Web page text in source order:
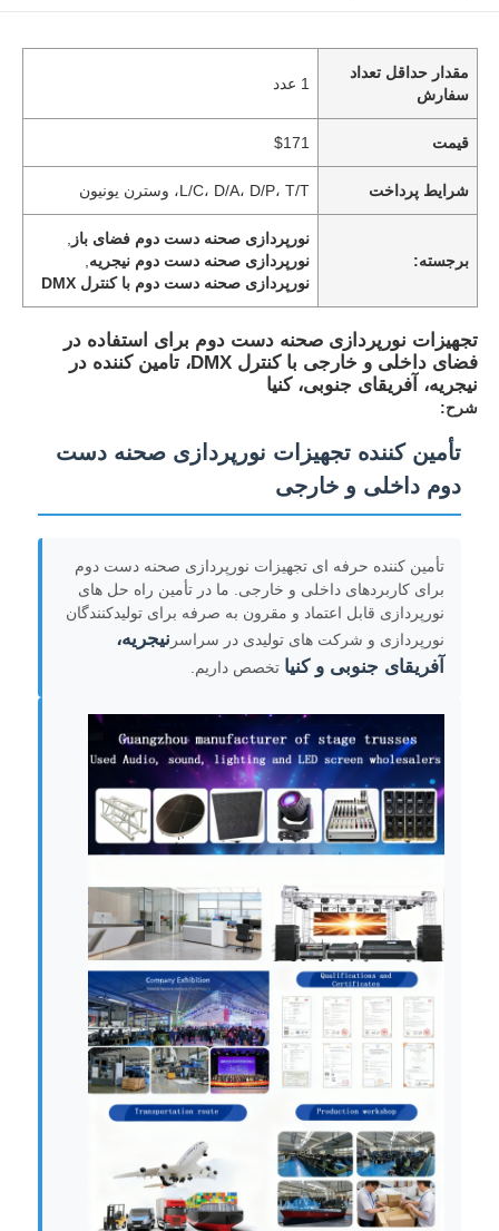
مقدار حداقل تعداد
سفارش
1 عدد
قیمت $171
شرایط پرداخت L/C، D/A، D/P، T/T، وسترن یونیون
برجسته:
نورپردازی صحنه دست دوم فضای باز
نورپردازی صحنه دست دوم نیجریه
نورپردازی صحنه دست دوم با کنترل DMX
تجهیزات نورپردازی صحنه دست دوم برای استفاده در
فضای داخلی و خارجی با کنترل DMX، تامین کننده در
نیجریه، آفریقای جنوبی، کنیا
شرح:
تأمین کننده تجهیزات نورپردازی صحنه دست
دوم داخلی و خارجی
تأمین کننده حرفه ای تجهیزات نورپردازی صحنه دست دوم
برای کاربردهای داخلی و خارجی. ما در تأمین راه حل های
نورپردازی قابل اعتماد و مقرون به صرفه برای تولیدکنندگان
نورپردازی و شرکت های تولیدی در سراسر نیجریه،
آفریقای جنوبی و کنیا تخصص داریم.